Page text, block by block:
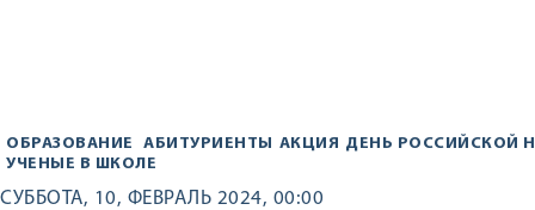
ОБРАЗОВАНИЕ АБИТУРИЕНТЫ АКЦИЯ ДЕНЬ РОССИЙСКОЙ
УЧЕНЫЕ В ШКОЛЕ
СУББОТА, 10, ФЕВРАЛЬ 2024, 00:00